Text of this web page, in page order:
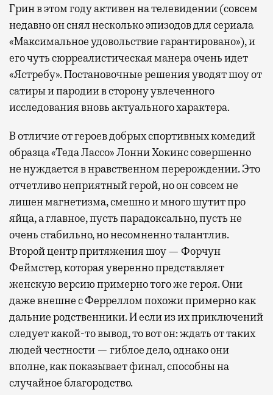
Грин в этом году активен на телевидении (совсем
недавно он снял несколько эпизодов для сериала
«Максимальное удовольствие гарантировано»), и
его чуть сюрреалистическая манера очень идет
«Ястребу». Постановочные решения уводят шоу от
сатиры и пародии в сторону увлеченного
исследования вновь актуального характера.
В отличие от героев добрых спортивных комедий
образца «Теда Лассо» Лонни Хокинс совершенно
не нуждается в нравственном перерождении. Это
отчетливо неприятный герой, но он совсем не
лишен магнетизма, смешно и много шутит про
яйца, а главное, пусть парадоксально, пусть не
очень стабильно, но несомненно талантлив.
Второй центр притяжения шоу — Форчун
Феймстер, которая уверенно представляет
женскую версию примерно того же героя. Они
даже внешне с Ферреллом похожи примерно как
дальние родственники. И если из их приключений
следует какой-то вывод, то вот он: ждать от таких
людей честности — гиблое дело, однако они
вполне, как показывает финал, способны на
случайное благородство.